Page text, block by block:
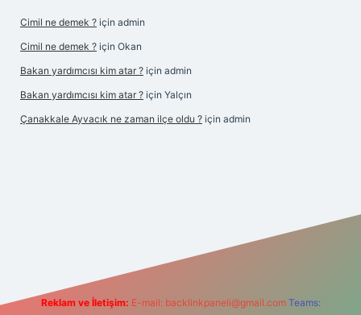
Cimil ne demek ? için admin
Cimil ne demek ? için Okan
Bakan yardımcısı kim atar ? için admin
Bakan yardımcısı kim atar ? için Yalçın
Çanakkale Ayvacık ne zaman ilçe oldu ? için admin
Reklam ve İletişim: E-mail: backlinkpaneli@gmail.com Teams: